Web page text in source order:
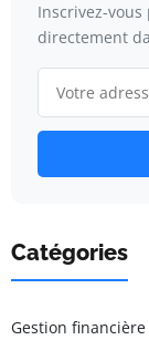
Inscrivez-
directement
Catégories
Gestion financière